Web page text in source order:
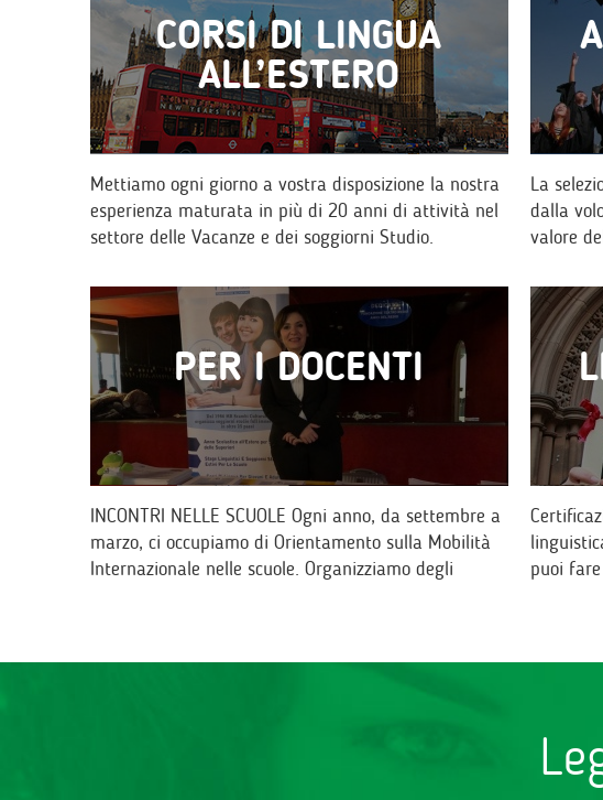
CORSI DI LINGUA
ALL’ESTERO
Mettiamo ogni giorno a vostra disposizione la nostra
esperienza maturata in più di 20 anni di attività nel
settore delle Vacanze e dei soggiorni Studio.
La
dalla
valore
PER I DOCENTI
INCONTRI NELLE SCUOLE Ogni anno, da settembre a
marzo, ci occupiamo di Orientamento sulla Mobilità
Internazionale nelle scuole. Organizziamo degli
puoi